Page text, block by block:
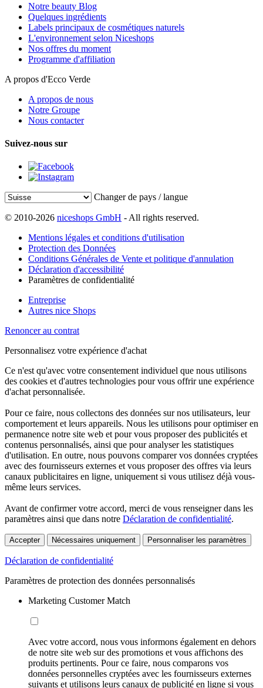
Notre beauty Blog
Quelques ingrédients
Labels principaux de cosmétiques naturels
L'environnement selon Niceshops
Nos offres du moment
Programme d'affiliation
A propos d'Ecco Verde
A propos de nous
Notre Groupe
Nous contacter
Suivez-nous sur
Changer de pays / langue
© 2010-2026 niceshops GmbH - All rights reserved.
Mentions légales et conditions d'utilisation
Protection des Données
Conditions Générales de Vente et politique d'annulation
Déclaration d'accessibilité
Paramètres de confidentialité
Entreprise
Autres nice Shops
Renoncer au contrat
Personnalisez votre expérience d'achat
Ce n'est qu'avec votre consentement individuel que nous utilisons
des cookies et d'autres technologies pour vous offrir une expérience
d'achat personnalisée.
Pour ce faire, nous collectons des données sur nos utilisateurs, leur
comportement et leurs appareils. Nous les utilisons pour optimiser en
permanence notre site web et pour vous proposer des publicités et
contenus personnalisés, ainsi que pour analyser les statistiques
d'utilisation. En outre, nous pouvons comparer vos données cryptées
avec des fournisseurs externes et vous proposer des offres via leurs
canaux publicitaires en ligne, uniquement si vous utilisez déjà vous-
même leurs services.
Avant de confirmer votre accord, merci de vous renseigner dans les
paramètres ainsi que dans notre Déclaration de confidentialité.
Accepter Nécessaires uniquement Personnaliser les paramètres
Déclaration de confidentialité
Paramètres de protection des données personnalisés
Marketing Customer Match
Avec votre accord, nous vous informons également en dehors
de notre site web sur des promotions et vous affichons des
produits pertinents. Pour ce faire, nous comparons vos
données personnelles cryptées avec les fournisseurs externes
suivants et utilisons leurs canaux de publicité en ligne si vous